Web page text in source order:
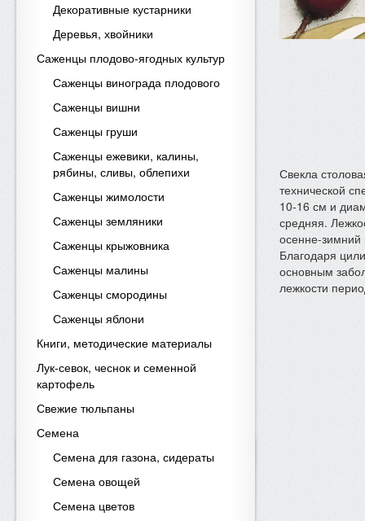
Декоративные кустарники
Деревья, хвойники
Саженцы плодово-ягодных культур
Саженцы винограда плодового
Саженцы вишни
Саженцы груши
Саженцы ежевики, калины,
рябины, сливы, облепихи
Саженцы жимолости
Саженцы земляники
Саженцы крыжовника
Саженцы малины
Саженцы смородины
Саженцы яблони
Книги, методические материалы
Лук-севок, чеснок и семенной
картофель
Свежие тюльпаны
Семена
Семена для газона, сидераты
Семена овощей
Семена цветов
Свекла
технической
10-16 см и
средняя.
осенне-
Благодаря
основным
лежкости